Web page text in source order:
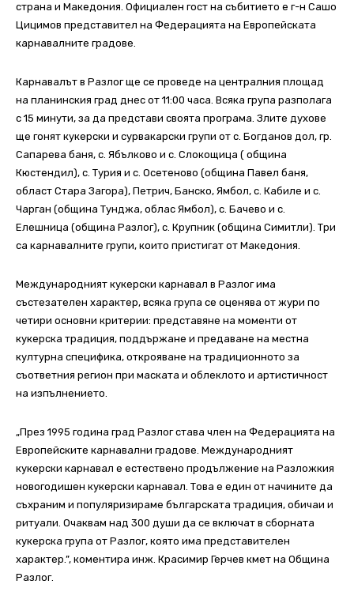
страна и Македония. Официален гост на събитието е г-н Сашо
Цицимов представител на Федерацията на Европейската
карнавалните градове.
Карнавалът в Разлог ще се проведе на централния площад
на планинския град днес от 11:00 часа. Всяка група разполага
с 15 минути, за да представи своята програма. Злите духове
ще гонят кукерски и сурвакарски групи от с. Богданов дол, гр.
Сапарева баня, с. Ябълково и с. Слокощица ( община
Кюстендил), с. Турия и с. Осетеново (община Павел баня,
област Стара Загора), Петрич, Банско, Ямбол, с. Кабиле и с.
Чарган (община Тунджа, облас Ямбол), с. Бачево и с.
Елешница (община Разлог), с. Крупник (община Симитли). Три
са карнавалните групи, които пристигат от Македония.
Международният кукерски карнавал в Разлог има
състезателен характер, всяка група се оценява от жури по
четири основни критерии: представяне на моменти от
кукерска традиция, поддържане и предаване на местна
културна специфика, открояване на традиционното за
съответния регион при маската и облеклото и артистичност
на изпълнението.
„През 1995 година град Разлог става член на Федерацията на
Европейските карнавални градове. Международният
кукерски карнавал е естествено продължение на Разложкия
новогодишен кукерски карнавал. Това е един от начините да
съхраним и популяризираме българската традиция, обичаи и
ритуали. Очаквам над 300 души да се включат в сборната
кукерска група от Разлог, която има представителен
характер.”, коментира инж. Красимир Герчев кмет на Община
Разлог.